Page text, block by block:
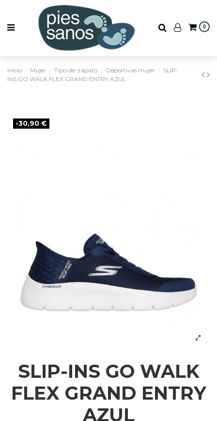
0
Inicio Mujer Tipo-de-zapato Deportivas mujer
SLIP-
INS GO WALK FLEX GRAND ENTRY AZUL
-30,90 €
SLIP-INS GO WALK
FLEX GRAND ENTRY
AZUL